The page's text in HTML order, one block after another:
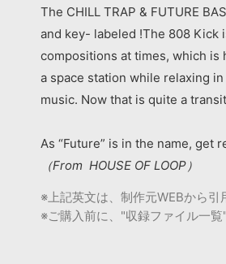
The CHILL TRAP & FUTURE
and key- labeled !The 808 Kick
compositions at times, which is
a space station while relaxing
music. Now that is quite a
As “Future” is in the name, get
（From HOUSE OF LOOP）
※上記英文は、制作元WEBから引
※ご購入前に、"収録ファイル一